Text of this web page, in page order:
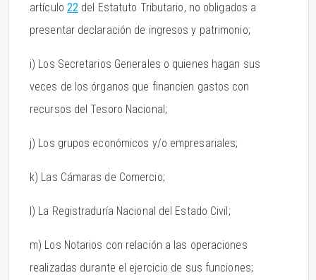
artículo 22 del Estatuto Tributario, no obligados a
presentar declaración de ingresos y patrimonio;
i) Los Secretarios Generales o quienes hagan sus
veces de los órganos que financien gastos con
recursos del Tesoro Nacional;
j) Los grupos económicos y/o empresariales;
k) Las Cámaras de Comercio;
l) La Registraduría Nacional del Estado Civil;
m) Los Notarios con relación a las operaciones
realizadas durante el ejercicio de sus funciones;